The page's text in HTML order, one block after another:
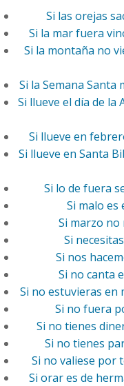
Si las orejas
Si la mar fuera
Si la montaña no
Si la Semana Santa
Si llueve el día de la
Si llueve en
Si llueve en Santa
Si lo de fuera
Si malo
Si marzo no
Si
Si nos
Si no canta
Si no estuvieras en
Si no fuera
Si no tienes
Si no tienes
Si no valiese por
Si orar es de